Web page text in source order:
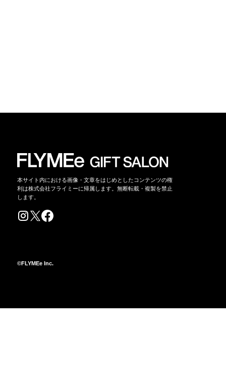
本サイト内における画像・文章をはじめとしたコンテンツの権
利は株式会社フライミーに帰属します。無断転載・複製を禁止
します。
©FLYMEe Inc.